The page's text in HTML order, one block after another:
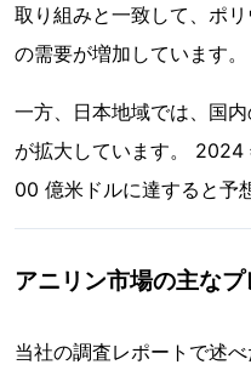
取り組みと一致して、ポ
の需要が増加しています。
一方、日本地域では、国
が拡大しています。
00 億米ドルに達すると予
アニリン市場の主なプ
当社の調査レポートで述